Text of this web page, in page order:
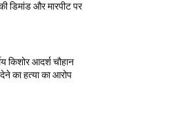
डिमांड और मारपीट पर
किशोर आदर्श चौहान
देने का हत्या का आरोप